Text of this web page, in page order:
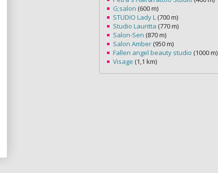
G;salon (600 m)
STUDIO Lady L (700 m)
Studio Lauritta (770 m)
Salon-Sen (870 m)
Salon Amber (950 m)
Fallen angel beauty studio (1000 m)
Visage (1,1 km)